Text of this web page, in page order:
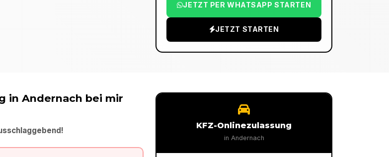
JETZT PER WHATSAPP STARTEN
JETZT STARTEN
in Andernach bei mir
KFZ-Onlinezulassung
in Andernach